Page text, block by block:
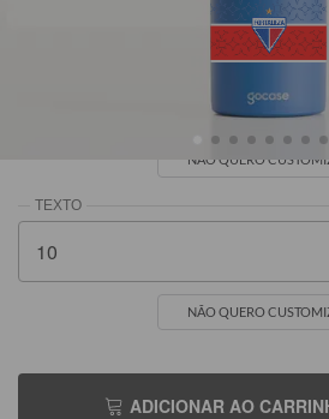
NÃO QUERO
NÃO QUERO
ADICIONAR AO